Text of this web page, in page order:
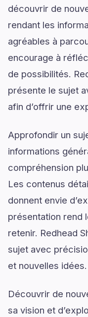
découvrir de
rendant les
agréables à
encourage à
de possibilités.
présente le sujet
afin d’offrir une
Approfondir un
informations
compréhension
Les contenus
donnent envie
présentation rend
retenir. Redhead
sujet avec
et nouvelles idées.
Découvrir de
sa vision et